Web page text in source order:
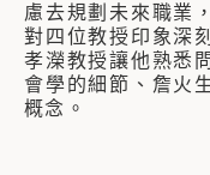
慮去規劃未來職業
對四位教授印象深
孝濚教授讓他熟悉
會學的細節、詹火
概念。